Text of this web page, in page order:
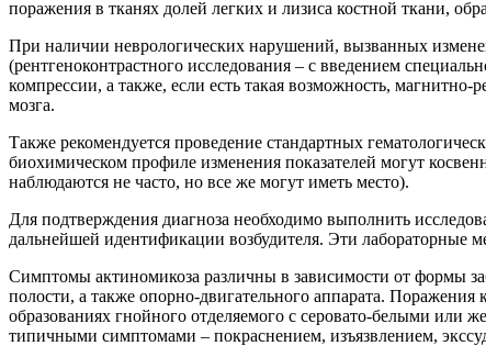
поражения в тканях долей легких и лизиса костной ткани,
При наличии неврологических нарушений, вызванных
(рентгеноконтрастного исследования – с введением
компрессии, а также, если есть такая возможность,
мозга.
Также рекомендуется проведение стандартных
биохимическом профиле изменения показателей могут
наблюдаются не часто, но все же могут иметь место).
Для подтверждения диагноза необходимо выполнить
дальнейшей идентификации возбудителя. Эти лабораторные
Симптомы актиномикоза различны в зависимости от формы
полости, а также опорно-двигательного аппарата.
образованиях гнойного отделяемого с серовато-белыми или
типичными симптомами – покраснением, изъязвлением,